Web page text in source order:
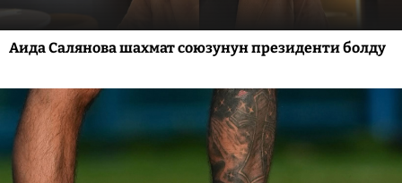
Аида Салянова шахмат союзунун президенти болду